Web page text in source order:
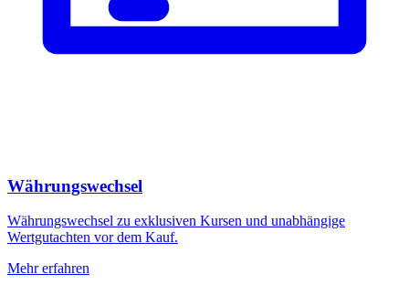
Währungswechsel
Währungswechsel zu exklusiven Kursen und unabhängige
Wertgutachten vor dem Kauf.
Mehr erfahren